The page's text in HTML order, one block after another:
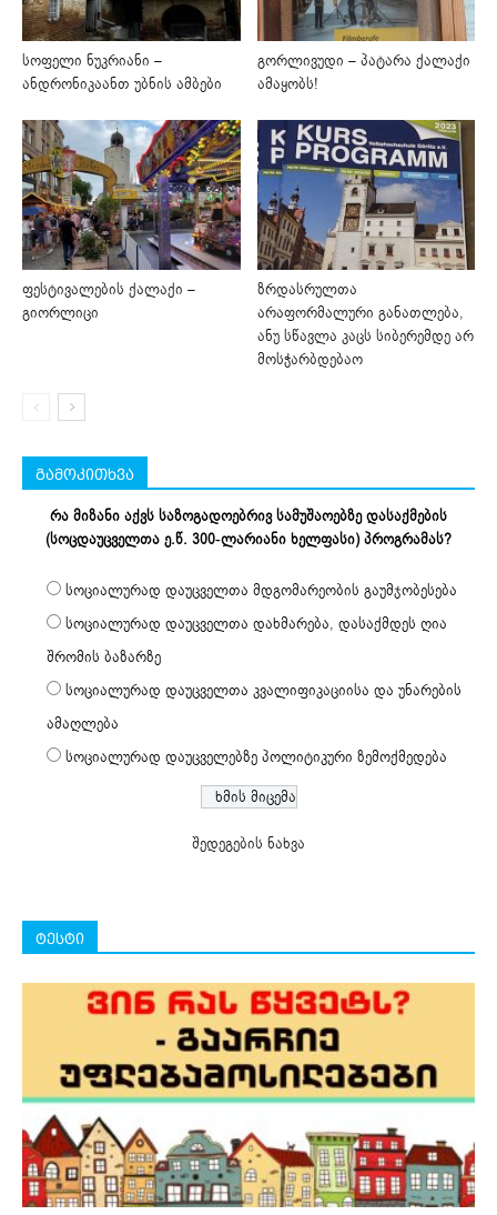
სოფელი ნუკრიანი –
ანდრონიკაანთ უბნის ამბები
გორლივუდი – პატარა ქალაქი
ამაყობს!
ფესტივალების ქალაქი –
გიორლიცი
ზრდასრულთა
არაფორმალური განათლება,
ანუ სწავლა კაცს სიბერემდე არ
მოსჭარბდებაო
გამოკითხვა
რა მიზანი აქვს საზოგადოებრივ სამუშაოებზე დასაქმების
(სოცდაუცველთა ე.წ. 300-ლარიანი ხელფასი) პროგრამას?
სოციალურად დაუცველთა მდგომარეობის გაუმჯობესება
სოციალურად დაუცველთა დახმარება, დასაქმდეს ღია
შრომის ბაზარზე
სოციალურად დაუცველთა კვალიფიკაციისა და უნარების
ამაღლება
სოციალურად დაუცველებზე პოლიტიკური ზემოქმედება
შედეგების ნახვა
ტესტი